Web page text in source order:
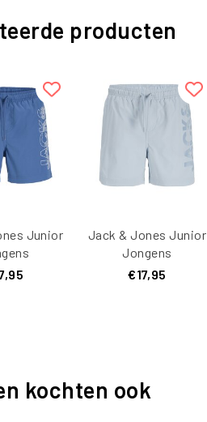
producten
Junior
Jack & Jones Junior
Jongens
Zwemshort
€17,95
kochten ook